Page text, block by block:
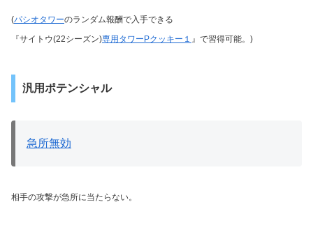
(パシオタワーのランダム報酬で入手できる
『サイトウ(22シーズン)専用タワーPクッキー１ 』で習得可能。)
汎用ポテンシャル
急所無効
相手の攻撃が急所に当たらない。